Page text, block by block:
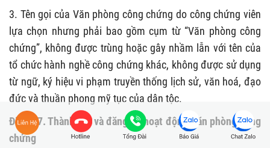
3. Tên gọi của Văn phòng công chứng do công chứng viên
lựa chọn nhưng phải bao gồm cụm từ “Văn phòng công
chứng”, không được trùng hoặc gây nhầm lẫn với tên của
tổ chức hành nghề công chứng khác, không được sử dụng
từ ngữ, ký hiệu vi phạm truyền thống lịch sử, văn hoá, đạo
đức và thuần phong mỹ tục của dân tộc.
Điều 27. Thành lập và đăng ký hoạt động Văn phòng công
chứng